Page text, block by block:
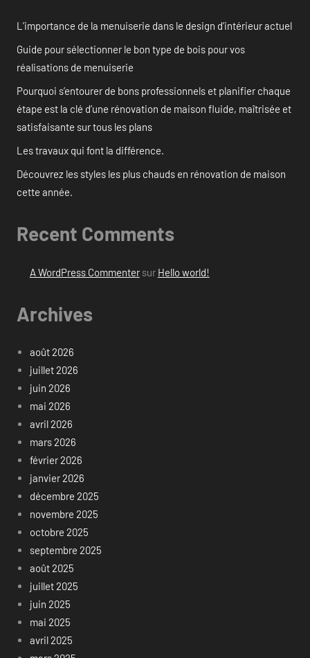
L’importance de la menuiserie dans le design d’intérieur actuel
Guide pour sélectionner le bon type de bois pour vos
réalisations de menuiserie
Pourquoi s’entourer de bons professionnels et planifier chaque
étape est la clé d’une rénovation de maison fluide, maîtrisée et
satisfaisante sur tous les plans
Les travaux qui font la différence.
Découvrez les styles les plus chauds en rénovation de maison
cette année.
Recent Comments
A WordPress Commentersur Hello world!
Archives
août 2026
juillet 2026
juin 2026
mai 2026
avril 2026
mars 2026
février 2026
janvier 2026
décembre 2025
novembre 2025
octobre 2025
septembre 2025
août 2025
juillet 2025
juin 2025
mai 2025
avril 2025